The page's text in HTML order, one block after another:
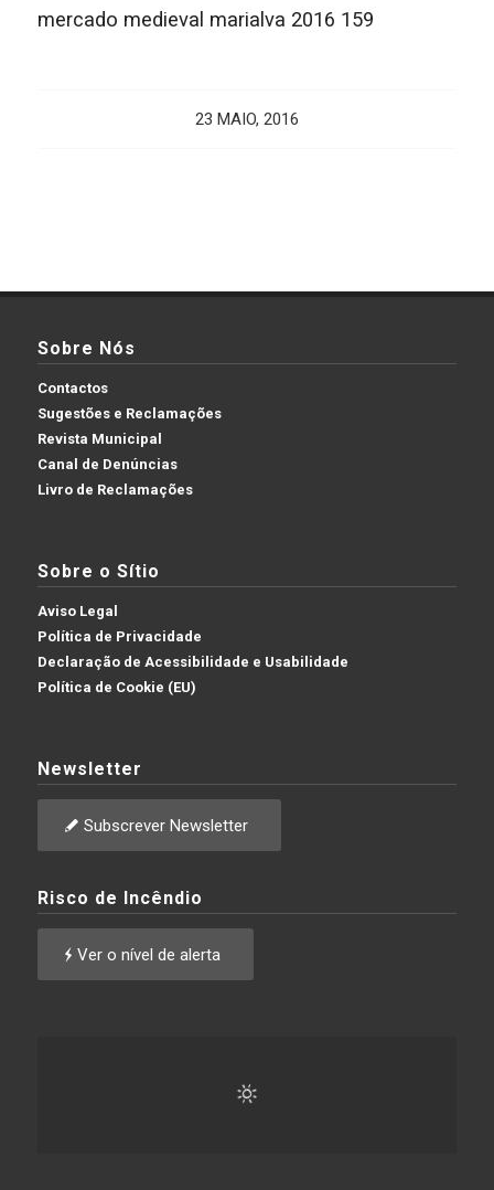
mercado medieval marialva 2016 159
23 MAIO, 2016
Sobre Nós
Contactos
Sugestões e Reclamações
Revista Municipal
Canal de Denúncias
Livro de Reclamações
Sobre o Sítio
Aviso Legal
Política de Privacidade
Declaração de Acessibilidade e Usabilidade
Política de Cookie (EU)
Newsletter
Subscrever Newsletter
Risco de Incêndio
Ver o nível de alerta